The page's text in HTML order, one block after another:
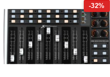
Metal, funk, ritmos
con material tanto
Igoe, Rich Redmon, Juan
para cualquier grado.
-32%